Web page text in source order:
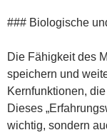
### Biologische
Die Fähigkeit des
speichern und
Kernfunktionen,
Dieses
wichtig, sondern